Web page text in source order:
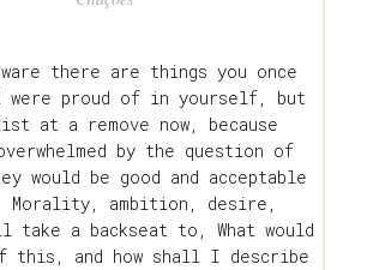
there are things you once
were proud of in yourself, but
at a remove now, because
by the question of
would be good and acceptable
Morality, ambition, desire,
take a backseat to, What would
this, and how shall I describe